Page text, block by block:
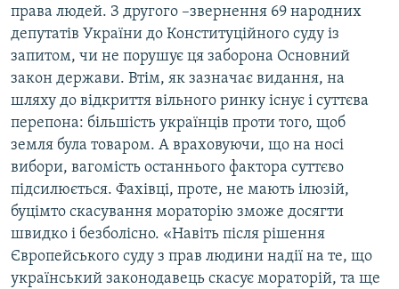
права людей. З другого –звернення 69 народних
депутатів України до Конституційного суду із
запитом, чи не порушує ця заборона Основний
закон держави. Втім, як зазначає видання, на
шляху до відкриття вільного ринку існує і суттєва
перепона: більшість українців проти того, щоб
земля була товаром. А враховуючи, що на носі
вибори, вагомість останнього фактора суттєво
підсилюється. Фахівці, проте, не мають ілюзій,
буцімто скасування мораторію зможе досягти
швидко і безболісно. «Навіть після рішення
Європейського суду з прав людини надії на те, що
український законодавець скасує мораторій, та ще